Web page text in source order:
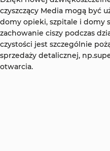
czyszczący Media mogą być
domy opieki, szpitale i domy
zachowanie ciszy podczas
czystości jest szczególnie
sprzedaży detalicznej,
otwarcia.